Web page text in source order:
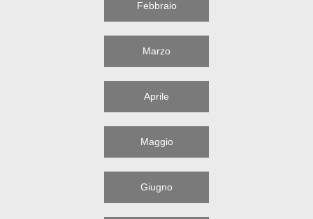
Febbraio
Marzo
Aprile
Maggio
Giugno